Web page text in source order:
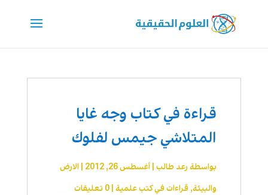
قراءة في كتاب وجه غايا
المتلاشي جيمس لفلوك
بواسطة رعد طالب| أغسطس 26, 2012
الارض
والبيئة, قراءات في كتب علمية| 0 تعليقات